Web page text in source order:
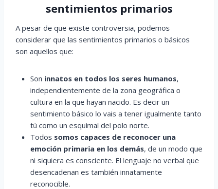
sentimientos primarios
A pesar de que existe controversia, podemos
considerar que las sentimientos primarios o básicos
son aquellos que:
Son innatos en todos los seres humanos,
independientemente de la zona geográfica o
cultura en la que hayan nacido. Es decir un
sentimiento básico lo vais a tener igualmente tanto
tú como un esquimal del polo norte.
Todos somos capaces de reconocer una
emoción primaria en los demás, de un modo que
ni siquiera es consciente. El lenguaje no verbal que
desencadenan es también innatamente
reconocible.